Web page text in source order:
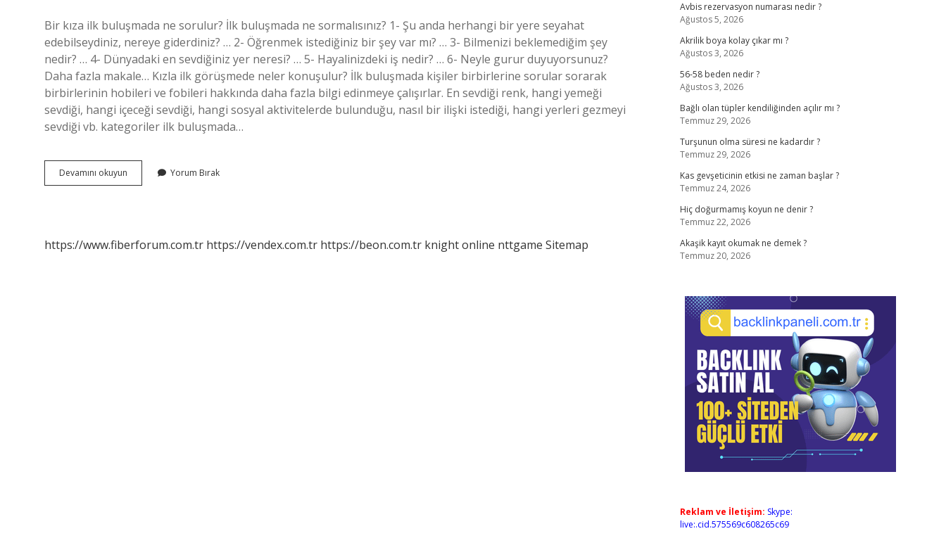
Bir kıza ilk buluşmada ne sorulur? İlk buluşmada ne sormalısınız? 1- Şu anda herhangi bir yere seyahat
edebilseydiniz, nereye giderdiniz? … 2- Öğrenmek istediğiniz bir şey var mı? … 3- Bilmenizi beklemediğim şey
nedir? … 4- Dünyadaki en sevdiğiniz yer neresi? … 5- Hayalinizdeki iş nedir? … 6- Neyle gurur duyuyorsunuz?
Daha fazla makale… Kızla ilk görüşmede neler konuşulur? İlk buluşmada kişiler birbirlerine sorular sorarak
birbirlerinin hobileri ve fobileri hakkında daha fazla bilgi edinmeye çalışırlar. En sevdiği renk, hangi yemeği
sevdiği, hangi içeceği sevdiği, hangi sosyal aktivitelerde bulunduğu, nasıl bir ilişki istediği, hangi yerleri gezmeyi
sevdiği vb. kategoriler ilk buluşmada…
Devamını okuyun
Ilk
Yorum Bırak
https://www.fiberforum.com.tr https://vendex.com.tr https://beon.com.tr knight online nttgame Sitemap
Avbis rezervasyon numarası nedir ?
Ağustos 5, 2026
Akrilik boya kolay çıkar mı ?
Ağustos 3, 2026
56-58 beden nedir ?
Ağustos 3, 2026
Bağlı olan tüpler kendiliğinden açılır mı ?
Temmuz 29, 2026
Turşunun olma süresi ne kadardır ?
Temmuz 29, 2026
Kas gevşeticinin etkisi ne zaman başlar ?
Temmuz 24, 2026
Hiç doğurmamış koyun ne denir ?
Temmuz 22, 2026
Akaşik kayıt okumak ne demek ?
Temmuz 20, 2026
Reklam ve İletişim: Skype:
live:.cid.575569c608265c69